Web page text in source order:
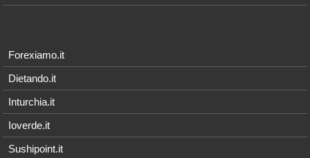
Forexiamo.it
Dietando.it
Inturchia.it
Ioverde.it
Sushipoint.it